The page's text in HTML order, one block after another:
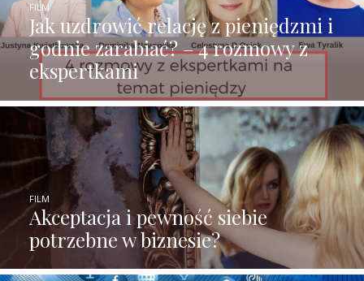
Jak uzdrowić relację z pieniędzmi i
godnie zarabiać? – 4 rozmowy z
ekspertkami
FILM
Akceptacja i pewność siebie
potrzebne w biznesie?
FILM